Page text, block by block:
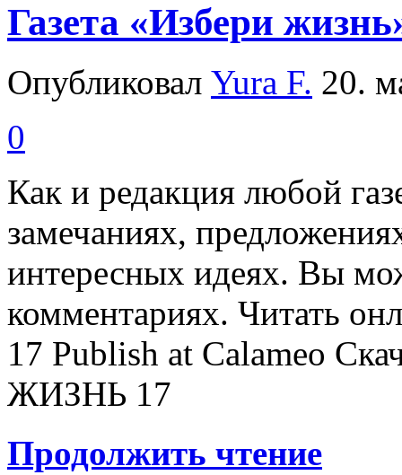
Газета «Избери
Опубликовал Yura F. 20.
0
Как и редакция любой
замечаниях,
интересных идеях. Вы
комментариях. Читать
17 Publish at Calameo
ЖИЗНЬ 17
Продолжить чтение